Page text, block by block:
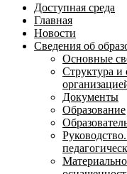
Доступная среда
Главная
Новости
Сведения об
Основные
Структура и
Документы
Образование